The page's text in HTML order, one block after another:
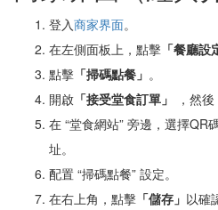
登入商家界面。
在左側面板上，點擊 「餐廳設
點擊 「掃碼點餐」 。
開啟 「接受堂食訂單」 ，然後
在 “堂食網站” 旁邊，選擇QR
址。
配置 “掃碼點餐” 設定。
在右上角，點擊 「儲存」 以確